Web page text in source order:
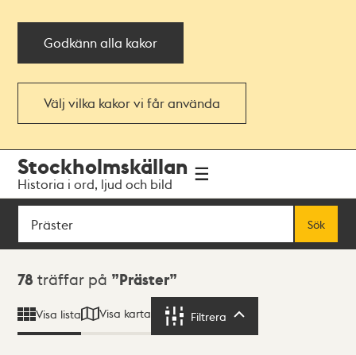
Godkänn alla kakor
Välj vilka kakor vi får använda
navigationen
huvudinnehållet
Stockholmskällan
Historia i ord, ljud och bild
Sök
Sök
Sökresultat
78 träffar på Präster
Visa lista Visa karta Filtrera